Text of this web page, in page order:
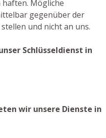
Mögliche
gegenüber der
und nicht an uns.
Schlüsseldienst in
wir unsere Dienste in